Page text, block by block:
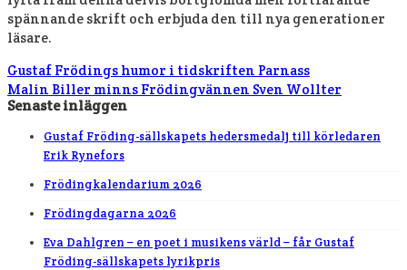
spännande skrift och erbjuda den till nya generationer
läsare.
Gustaf Frödings humor i tidskriften Parnass
Malin Biller minns Frödingvännen Sven Wollter
Senaste inläggen
Gustaf Fröding-sällskapets hedersmedalj till körledaren
Erik Rynefors
Frödingkalendarium 2026
Frödingdagarna 2026
Eva Dahlgren – en poet i musikens värld – får Gustaf
Fröding-sällskapets lyrikpris